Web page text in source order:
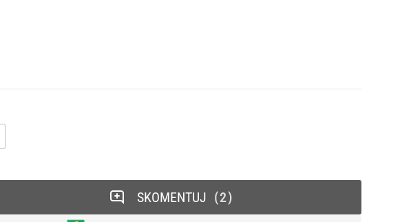
SKOMENTUJ 2